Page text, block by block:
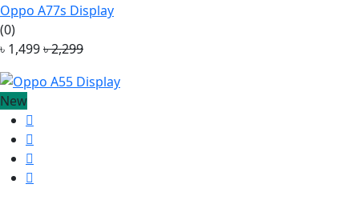
Oppo A77s Display
(0)
৳ 1,499৳ 2,299
New